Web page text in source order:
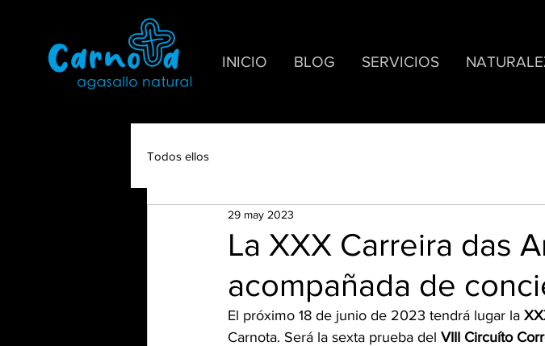
INICIO BLOG SERVICIOS
Todos ellos
La XXX Carreira das
acompañada de
29 may 2023
El próximo 18 de junio de 2023 tendrá lugar la
Carnota. Será la sexta prueba del VIII Circuíto